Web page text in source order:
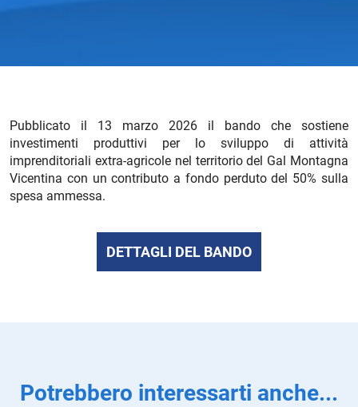
Pubblicato il 13 marzo 2026 il bando che sostiene
investimenti produttivi per lo sviluppo di attività
imprenditoriali extra-agricole nel territorio del Gal Montagna
Vicentina con un contributo a fondo perduto del 50% sulla
spesa ammessa.
DETTAGLI DEL BANDO
Potrebbero interessarti anche...